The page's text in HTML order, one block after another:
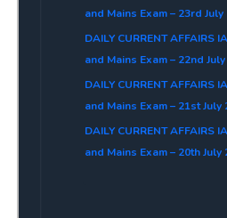
and Mains Exam – 23rd July
DAILY CURRENT AFFAIRS
and Mains Exam – 22nd
DAILY CURRENT AFFAIRS
and Mains Exam – 21st July
DAILY CURRENT AFFAIRS
and Mains Exam – 20th July